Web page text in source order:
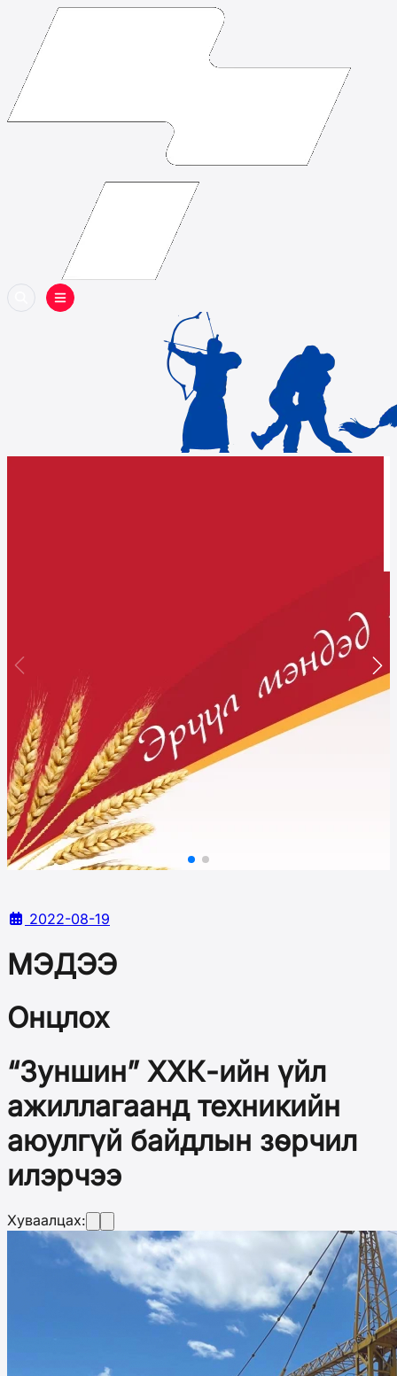
2022-08-19
МЭДЭЭ
Онцлох
“Зуншин” ХХК-ийн үйл
ажиллагаанд техникийн
аюулгүй байдлын зөрчил
илэрчээ
Хуваалцах: